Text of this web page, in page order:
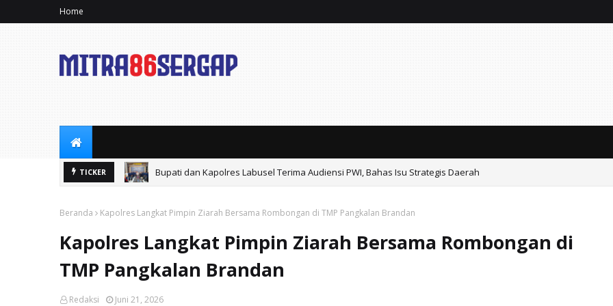
Home
TICKER Bupati dan Kapolres Labusel Terima Audiensi PWI, Bahas Isu Strategis Daerah
Beranda Kapolres Langkat Pimpin Ziarah Bersama Rombongan di TMP Pangkalan Brandan
Kapolres Langkat Pimpin Ziarah Bersama Rombongan di
TMP Pangkalan Brandan
Redaksi Juni 21, 2026